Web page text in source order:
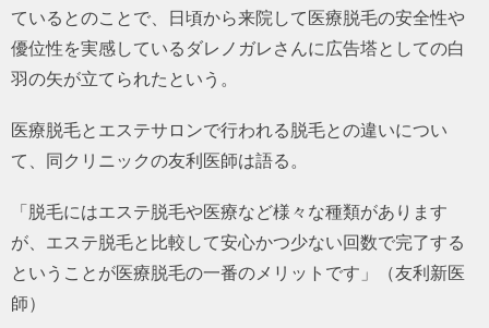
ているとのことで、日頃から来院して医療脱毛の安全性や
優位性を実感しているダレノガレさんに広告塔としての白
羽の矢が立てられたという。
医療脱毛とエステサロンで行われる脱毛との違いについ
て、同クリニックの友利医師は語る。
「脱毛にはエステ脱毛や医療など様々な種類があります
が、エステ脱毛と比較して安心かつ少ない回数で完了する
ということが医療脱毛の一番のメリットです」（友利新医
師）